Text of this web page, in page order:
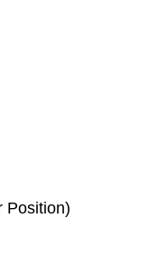
Position)